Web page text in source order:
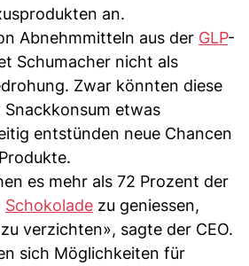
an.
Abnehmmitteln aus der GLP-
Schumacher nicht als
Zwar könnten diese
etwas
entstünden neue Chancen
es mehr als 72 Prozent der
Schokolade zu geniessen,
verzichten», sagte der CEO.
sich Möglichkeiten für